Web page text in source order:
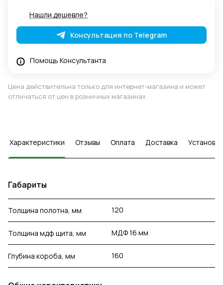
Нашли дешевле?
Консультация по Telegram
Помощь Консультанта
Цена действительна только для интернет-магазина и может
отличаться от цен в розничных магазинах
Характеристики Отзывы Оплата Доставка Установка
Габариты
Толщина полотна, мм 120
Толщина мдф щита, мм МДФ 16 мм
Глубина короба, мм 160